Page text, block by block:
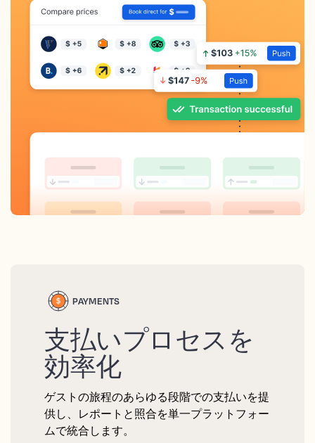
PAYMENTS
支払いプロセスを
効率化
ゲストの旅程のあらゆる段階での支払いを提
供し、レポートと照合を単一プラットフォー
ムで統合します。